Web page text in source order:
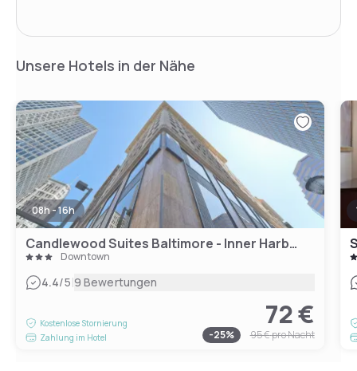
Unsere Hotels in der Nähe
08h - 16h
Candlewood Suites Baltimore - Inner Harbor, an IHG Hotel
Downtown
4.4/5|9 Bewertungen
Kostenlose Stornierung
Zahlung im Hotel
72 €
-25% 95 €pro Nacht